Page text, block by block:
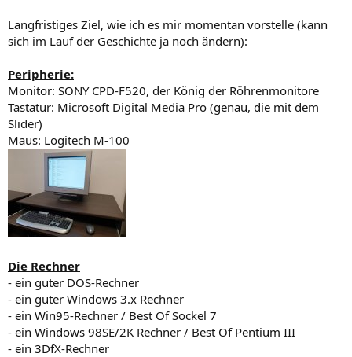
Langfristiges Ziel, wie ich es mir momentan vorstelle (kann
sich im Lauf der Geschichte ja noch ändern):
Peripherie:
Monitor: SONY CPD-F520, der König der Röhrenmonitore
Tastatur: Microsoft Digital Media Pro (genau, die mit dem
Slider)
Maus: Logitech M-100
Die Rechner
- ein guter DOS-Rechner
- ein guter Windows 3.x Rechner
- ein Win95-Rechner / Best Of Sockel 7
- ein Windows 98SE/2K Rechner / Best Of Pentium III
- ein 3DfX-Rechner